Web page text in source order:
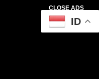
CLOSE ADS
ID